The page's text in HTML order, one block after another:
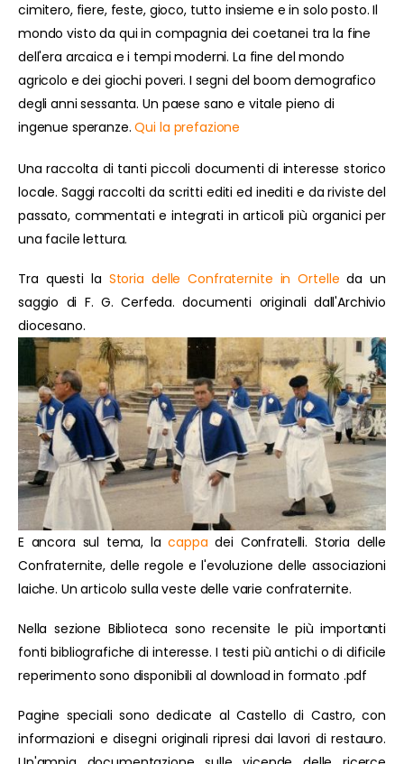
cimitero, fiere, feste, gioco, tutto insieme e in solo posto. Il
mondo visto da qui in compagnia dei coetanei tra la fine
dell'era arcaica e i tempi moderni. La fine del mondo
agricolo e dei giochi poveri. I segni del boom demografico
degli anni sessanta. Un paese sano e vitale pieno di
ingenue speranze.Qui la prefazione
Una raccolta di tanti piccoli documenti di interesse storico
locale. Saggi raccolti da scritti editi ed inediti e da riviste del
passato, commentati e integrati in articoli più organici per
una facile lettura.
Tra questi la Storia delle Confraternite in Ortelle da un
saggio di F. G. Cerfeda. documenti originali dall'Archivio
diocesano.
E ancora sul tema, lacappa dei Confratelli. Storia delle
Confraternite, delle regole e l'evoluzione delle associazioni
laiche. Un articolo sulla veste delle varie confraternite.
Nella sezione Biblioteca sono recensite le più importanti
fonti bibliografiche di interesse. I testi più antichi o di dificile
reperimento sono disponibili al download in formato .pdf
Pagine speciali sono dedicate al Castello di Castro, con
informazioni e disegni originali ripresi dai lavori di restauro.